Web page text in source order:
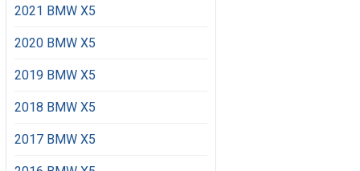
2021 BMW X5
2020 BMW X5
2019 BMW X5
2018 BMW X5
2017 BMW X5